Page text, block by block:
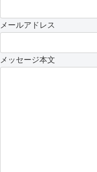
メールアドレス
メッセージ本文